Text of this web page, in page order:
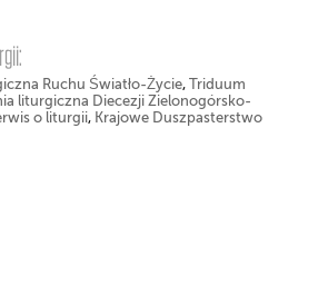
Ruchu Światło-Życie, Triduum
liturgiczna Diecezji Zielonogórsko-
o liturgii, Krajowe Duszpasterstwo